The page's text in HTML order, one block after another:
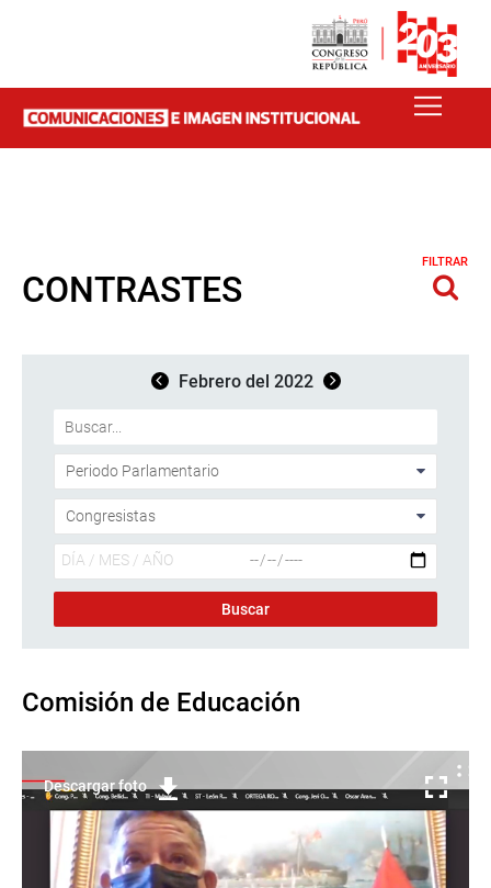
CONTRASTES
FILTRAR
Febrero del 2022
Comisión de Educación
Descargar foto